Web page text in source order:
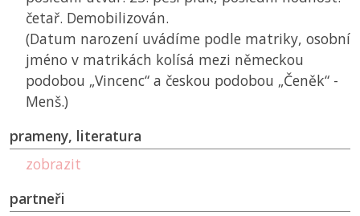
četař. Demobilizován.
(Datum narození uvádíme podle matriky, osobní
jméno v matrikách kolísá mezi německou
podobou „Vincenc“ a českou podobou „Čeněk“ -
Menš.)
prameny, literatura
zobrazit
partneři